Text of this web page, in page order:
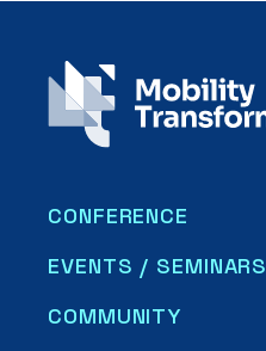
CONFERENCE
EVENTS / SEMINARS
COMMUNITY